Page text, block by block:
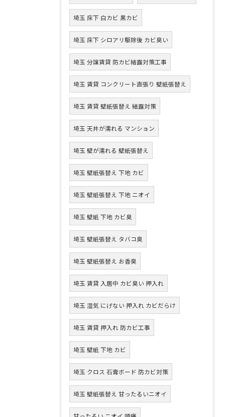
埼玉 床下 白カビ 黒カビ
埼玉 床下 シロアリ駆除後 カビ臭い
埼玉 分譲賃貸 防カビ結露対策工事
埼玉 賃貸 コンクリート直張り 壁紙張替え
埼玉 賃貸 壁紙張替え 結露対策
埼玉 天井が濡れる マンション
埼玉 壁が濡れる 壁紙張替え
埼玉 壁紙張替え 下地 カビ
埼玉 壁紙張替え 下地 ニオイ
埼玉 壁紙 下地 カビ臭
埼玉 壁紙張替え タバコ臭
埼玉 壁紙張替え お香臭
埼玉 賃貸 入居中 カビ臭い 押入れ
埼玉 湿気 にげない 押入れ カビだらけ
埼玉 賃貸 押入れ 防カビ工事
埼玉 壁紙 下地 カビ
埼玉 クロス 石膏ボード 防カビ対策
埼玉 壁紙張替え 甘ったるいニオイ